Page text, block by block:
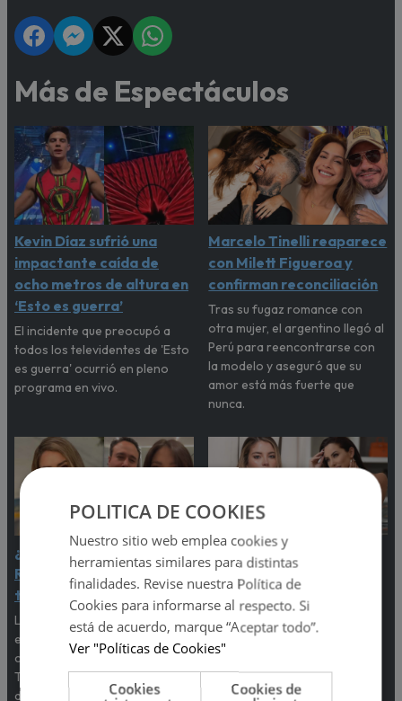
Más de Espectáculos
Kevin Díaz sufrió una
impactante caída de
ocho metros de altura en
‘Esto es guerra’
El incidente que preocupó a
todos los televidentes de 'Esto
es guerra' ocurrió en pleno
programa en vivo.
Marcelo Tinelli reaparece
con Milett Figueroa y
confirman reconciliación
Tras su fugaz romance con
otra mujer, el argentino llegó al
Perú para reencontrarse con
la modelo y aseguró que su
amor está más fuerte que
nunca.
¿Hubo infidelidad? Sheyla
Rojas contó por qué
terminó con ‘Sir Winston’
La exchica reality Sheyla Rojas
explicó la razón de su ruptura
con el empresario mexicano.
Te contamos todos los
detalles.
Flavia Laos fue agredida
tras escena de celos en
reality chileno
Lo que empezó como una
discusión terminó en una
fuerte pelea de golpes que
sorprendió a todos los
participantes del programa.
POLITICA DE COOKIES
Nuestro sitio web emplea cookies y
herramientas similares para distintas
finalidades. Revise nuestra Política de
Cookies para informarse al respecto. Si
está de acuerdo, marque “Aceptar todo”.
Ver "Políticas de Cookies"
Cookies
Cookies de